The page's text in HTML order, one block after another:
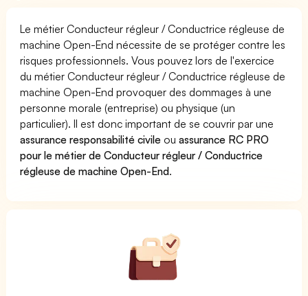
Le métier Conducteur régleur / Conductrice régleuse de
machine Open-End nécessite de se protéger contre les
risques professionnels. Vous pouvez lors de l'exercice
du métier Conducteur régleur / Conductrice régleuse de
machine Open-End provoquer des dommages à une
personne morale (entreprise) ou physique (un
particulier). Il est donc important de se couvrir par une
assurance responsabilité civile ouassurance RC PRO
pour le métier de Conducteur régleur / Conductrice
régleuse de machine Open-End.